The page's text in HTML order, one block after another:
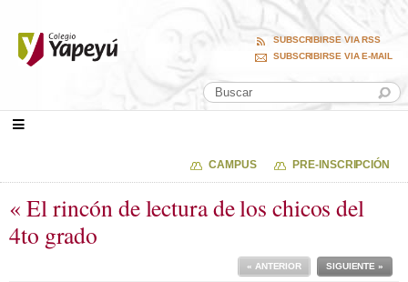
SUBSCRIBIRSE VIA RSS
SUBSCRIBIRSE VIA E-MAIL
CAMPUS PRE-INSCRIPCIÓN
« El rincón de lectura de los chicos del
4to grado
SIGUIENTE »
« ANTERIOR